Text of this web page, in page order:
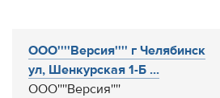
ООО''''Версия'''' г Челябинск
ул, Шенкурская 1-Б ...
ООО''''Версия''''